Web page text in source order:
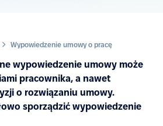
Wypowiedzenie umowy o pracę
wypowiedzenie umowy może
pracownika, a nawet
o rozwiązaniu umowy.
sporządzić wypowiedzenie